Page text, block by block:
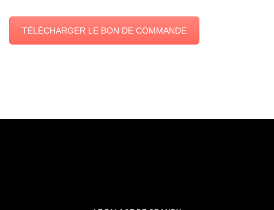
TÉLÉCHARGER LE BON DE COMMANDE